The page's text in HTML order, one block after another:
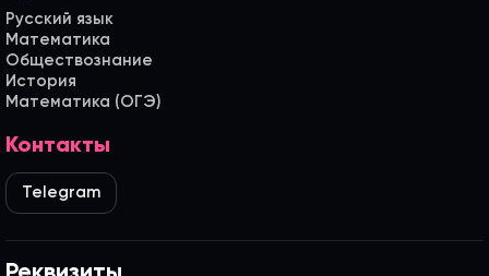
Русский язык
Математика
Обществознание
История
Математика (ОГЭ)
Контакты
Telegram